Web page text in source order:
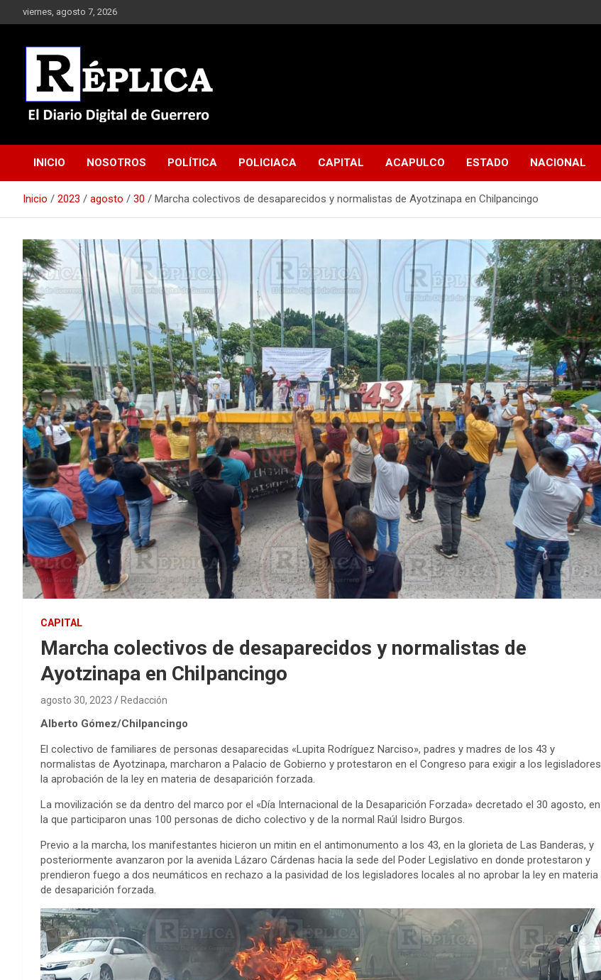
al
viernes, agosto 7, 2026
Réplica
INICIO NOSOTROS POLÍTICA POLICIACA CAPITAL ACAPULCO ESTADO NACIONAL
Inicio 2023 agosto 30 Marcha colectivos de desaparecidos y normalistas de Ayotzinapa en Chilpancingo
CAPITAL
Marcha colectivos de desaparecidos y normalistas de
Ayotzinapa en Chilpancingo
agosto 30, 2023 Redacción
Alberto Gómez/Chilpancingo
El colectivo de familiares de personas desaparecidas «Lupita Rodríguez Narciso», padres y madres de los 43 y
normalistas de Ayotzinapa, marcharon a Palacio de Gobierno y protestaron en el Congreso para exigir a los legisladores
la aprobación de la ley en materia de desaparición forzada.
La movilización se da dentro del marco por el «Día Internacional de la Desaparición Forzada» decretado el 30 agosto, en
la que participaron unas 100 personas de dicho colectivo y de la normal Raúl Isidro Burgos.
Previo a la marcha, los manifestantes hicieron un mitin en el antimonumento a los 43, en la glorieta de Las Banderas, y
posteriormente avanzaron por la avenida Lázaro Cárdenas hacia la sede del Poder Legislativo en donde protestaron y
prendieron fuego a dos neumáticos en rechazo a la pasividad de los legisladores locales al no aprobar la ley en materia
de desaparición forzada.